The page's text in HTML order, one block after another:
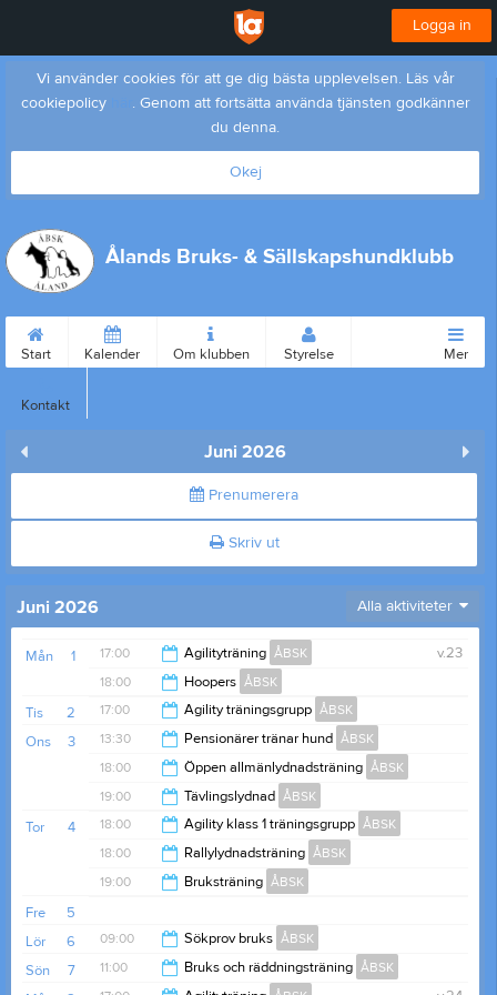
Logga in
Vi använder cookies för att ge dig bästa upplevelsen. Läs vår
cookiepolicy
. Genom att fortsätta använda tjänsten godkänner
du denna.
Okej
Ålands Bruks- & Sällskapshundklubb
Start Kalender Om klubben Styrelse
Kontakt
Mer
Juni 2026
Prenumerera
Skriv ut
Juni 2026 Alla aktiviteter
1
Mån v.23
17:00 Agilityträning ÅBSK
20:00
18:00 Hoopers ÅBSK
20:00
2
Tis 17:00 Agility träningsgrupp ÅBSK
21:00
3
Ons 13:30 Pensionärer tränar hund ÅBSK
15:00
18:00 Öppen allmänlydnadsträning ÅBSK
19:00
19:00 Tävlingslydnad ÅBSK
21:00
4
Tor 18:00 Agility klass 1 träningsgrupp ÅBSK
20:00
18:00 Rallylydnadsträning ÅBSK
19:00 Bruksträning ÅBSK
21:00
5
Fre
6
Lör 09:00 Sökprov bruks ÅBSK
7
Sön 11:00 Bruks och räddningsträning ÅBSK